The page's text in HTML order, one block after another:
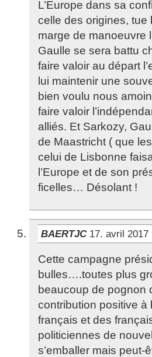
L’Europe dans sa
celle des origines, tue
marge de manoeuvre
Gaulle se sera battu
faire valoir au départ
lui maintenir une
bien voulu nous
faire valoir
alliés. Et Sarkozy,
de Maastricht ( que
celui de Lisbonne
l’Europe et de son
ficelles… Désolant !
BAERTJC 17. avril 2017
Cette campagne
bulles….toutes plus
beaucoup de pognon
contribution positive à
français et des
politiciennes de
s’emballer mais peut-